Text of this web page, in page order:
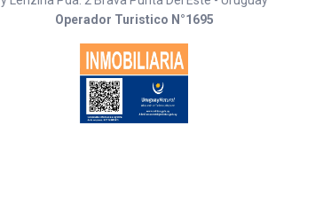
Operador Turistico N°1695